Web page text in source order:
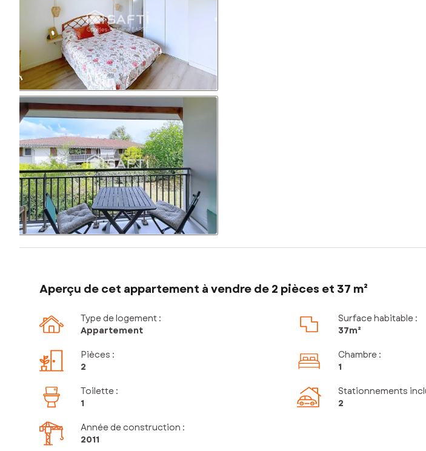
Aperçu de cet appartement à vendre de 2 pièces et 37 m²
Type de logement :
Appartement
Surface habitable :
37m²
Pièces :
2
Chambre:
1
Toilette :
1
Stationnements
2
Année de construction :
2011